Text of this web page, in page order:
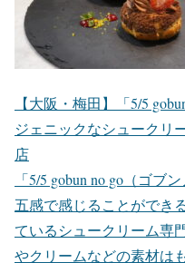
【大阪・梅田】「5/5
ジェニックなシュークリ
店
「5/5 gobun no go（ゴブ
五感で感じることができ
ているシュークリーム専
やクリームなどの素材は